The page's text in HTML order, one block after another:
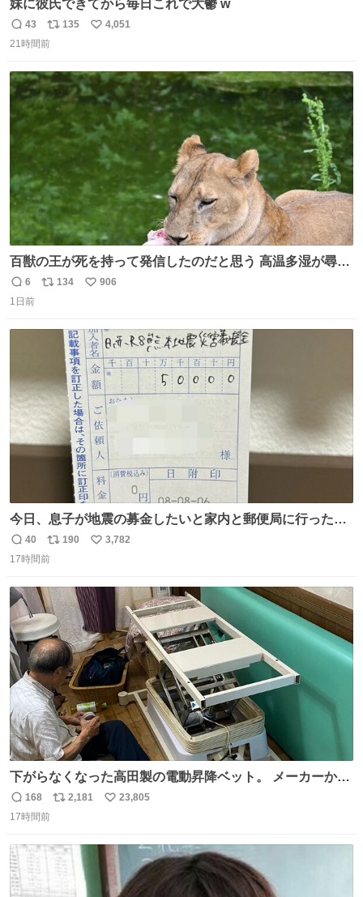
妹に彼氏できてから毎日これで大鬱 w
返
信
43
リ
ポ
ト
数
135
い
数
4,051
21時間前
百獣の王が死を持って発信したのだと思う 高温多湿が尋常
でない日本の夏 どうか早急に飼育の環境を見直して 動物の
命を護ってください…と 治療中のライオンが助かりますよ
動物公園にて 残念ながら個体の識別は出来ません
返
信
6
リ
134
い
数
906
1日前
今日、息子が地震の募金したいと家内と郵便局に行ったみ
たいです。おもちゃとか買う選択肢もあったと思うけど、
自分で貯めてた2万円を役に立てて欲しい、みんなも元気
かできたらなぁと思いました。
返
信
40
リ
ポ
ト
数
190
い
数
3,782
17時間前
下がらなくなった高田製の電動昇降ベット。 メーカーから
は、完全に見放されたんですが、 見事に85歳の父が治しま
した。 うちの父は、トヨタカローラのボディをオート生産
の配線をハンダで修理している横で、
返
信
168
リ
ト
2,181
い
23,805
17時間前